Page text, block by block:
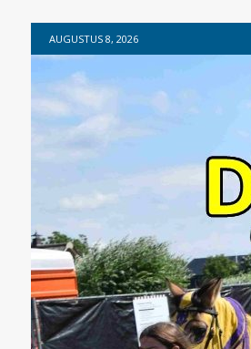
AUGUSTUS 8, 2026